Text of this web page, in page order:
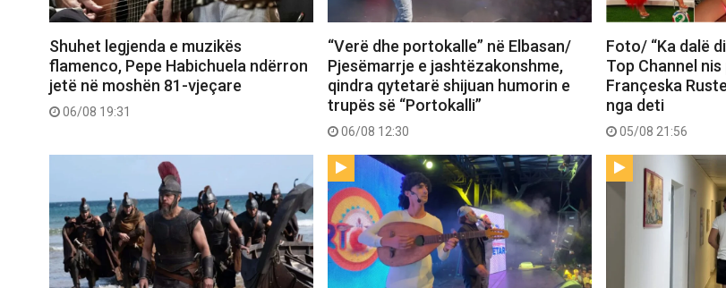
Shuhet legjenda e muzikës
flamenco, Pepe Habichuela ndërron
jetë në moshën 81-vjeçare
06/08 19:31
“Verë dhe portokalle” në Elbasan/
Pjesëmarrje e jashtëzakonshme,
qindra qytetarë shijuan humorin e
trupës së “Portokalli”
06/08 12:30
Foto/ “Ka dalë
Top Channel
Françeska
nga deti
05/08 21:56